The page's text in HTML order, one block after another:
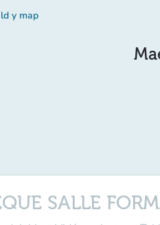
y map
(tab newydd)
SALLE